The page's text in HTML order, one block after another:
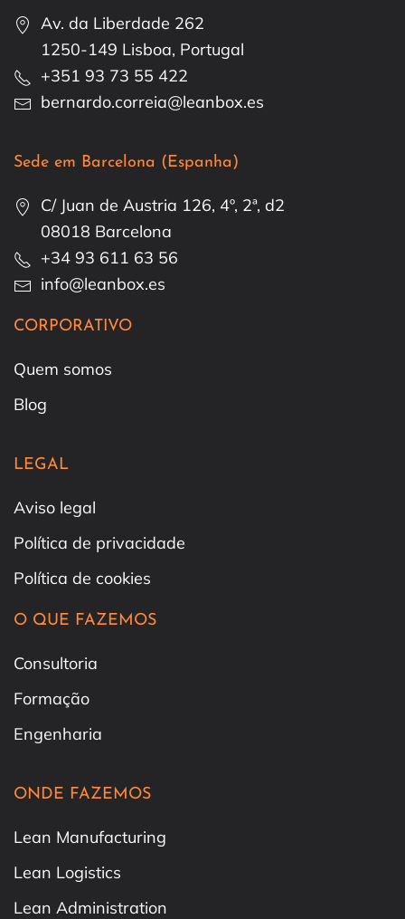
Av. da Liberdade 262
1250-149 Lisboa, Portugal
+351 93 73 55 422
bernardo.correia@leanbox.es
Sede em Barcelona (Espanha)
C/ Juan de Austria 126, 4º, 2ª, d2
08018 Barcelona
+34 93 611 63 56
info@leanbox.es
CORPORATIVO
Quem somos
Blog
LEGAL
Aviso legal
Política de privacidade
Política de cookies
O QUE FAZEMOS
Consultoria
Formação
Engenharia
ONDE FAZEMOS
Lean Manufacturing
Lean Logistics
Lean Administration